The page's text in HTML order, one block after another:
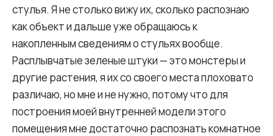
стулья. Я не столько вижу их, сколько распознаю
как объект и дальше уже обращаюсь к
накопленным сведениям о стульях вообще.
Расплывчатые зеленые штуки — это монстеры и
другие растения, я их со своего места плоховато
различаю, но мне и не нужно, потому что для
построения моей внутренней модели этого
помещения мне достаточно распознать комнатное